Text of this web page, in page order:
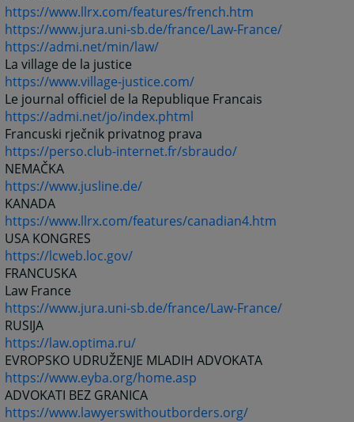
https://www.llrx.com/features/french.htm
https://www.jura.uni-sb.de/france/Law-France/
https://admi.net/min/law/
La village de la justice
https://www.village-justice.com/
Le journal officiel de la Republique Francais
https://admi.net/jo/index.phtml
Francuski rječnik privatnog prava
https://perso.club-internet.fr/sbraudo/
NEMAČKA
https://www.jusline.de/
KANADA
https://www.llrx.com/features/canadian4.htm
USA KONGRES
https://lcweb.loc.gov/
FRANCUSKA
Law France
https://www.jura.uni-sb.de/france/Law-France/
RUSIJA
https://law.optima.ru/
EVROPSKO UDRUŽENJE MLADIH ADVOKATA
https://www.eyba.org/home.asp
ADVOKATI BEZ GRANICA
https://www.lawyerswithoutborders.org/